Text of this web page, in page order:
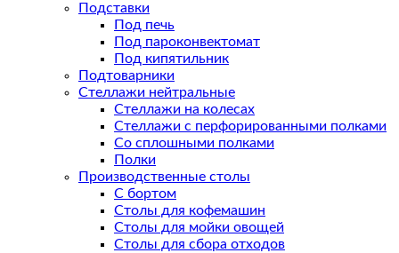
Подставки
Под печь
Под пароконвектомат
Под кипятильник
Подтоварники
Стеллажи нейтральные
Стеллажи на колесах
Стеллажи с перфорированными полками
Со сплошными полками
Полки
Производственные столы
С бортом
Столы для кофемашин
Столы для мойки овощей
Столы для сбора отходов